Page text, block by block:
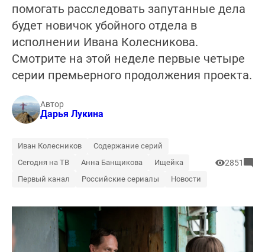
помогать расследовать запутанные дела
будет новичок убойного отдела в
исполнении Ивана Колесникова.
Смотрите на этой неделе первые четыре
серии премьерного продолжения проекта.
Автор
Дарья Лукина
Иван Колесников
Содержание серий
Сегодня на ТВ
Анна Банщикова
Ищейка
Первый канал
Российские сериалы Новости
2851